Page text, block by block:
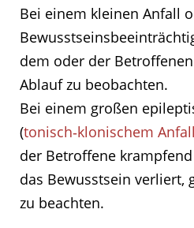
Bei einem kleinen Anfall
dem oder der
Ablauf zu beobachten.
Bei einem großen
(tonisch‐klonischem Anfall
der Betroffene
das Bewusstsein verliert,
zu beachten.